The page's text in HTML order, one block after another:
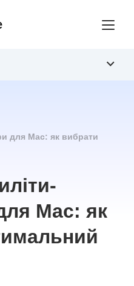
для Mac: як вибрати
Mac: як